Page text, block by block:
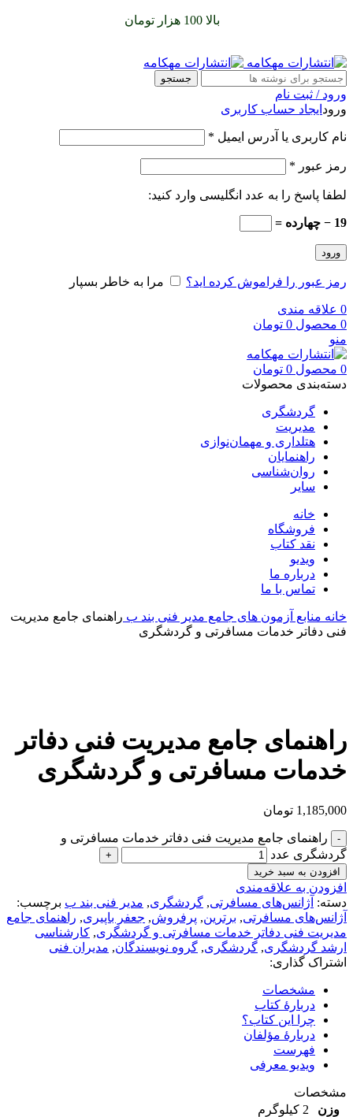
بالا 100 هزار تومان
جستجو
ورود / ثبت نام
ورود ایجاد حساب کاربری
نام کاربری یا آدرس ایمیل *
رمز عبور *
لطفا پاسخ را به عدد انگلیسی وارد کنید:
19 − چهارده =
ورود
رمز عبور را فراموش کرده اید؟ مرا به خاطر بسپار
0 علاقه مندی
0 محصول 0 تومان
منو
0 محصول 0 تومان
دسته‌بندی محصولات
گردشگری
مدیریت
هتلداری و مهمان‌نوازی
راهنمایان
روان‌شناسی
سایر
خانه
فروشگاه
نقد کتاب
ویدیو
درباره‌ ما
تماس با ما
خانه منابع آزمون های جامع مدیر فنی بند ب راهنمای جامع مدیریت
فنی دفاتر خدمات مسافرتی و گردشگری
راهنمای جامع مدیریت فنی دفاتر
خدمات مسافرتی و گردشگری
1,185,000 تومان
راهنمای جامع مدیریت فنی دفاتر خدمات مسافرتی و
گردشگری عدد
افزودن به سبد خرید
افزودن به علاقه‌مندی
دسته: آژانس‌های مسافرتی, گردشگری, مدیر فنی بند ب برچسب:
آژانس‌های مسافرتی, برترین, پرفروش, جعفر باپیری, راهنمای جامع
مدیریت فنی دفاتر خدمات مسافرتی و گردشگری, کارشناسی
ارشد گردشگری, گردشگری, گروه نویسندگان, مدیران فنی
اشتراک گذاری:
مشخصات
دربارۀ کتاب
چرا این کتاب؟
دربارۀ مؤلفان
فهرست
ویدیو معرفی
مشخصات
وزن
2 کیلوگرم